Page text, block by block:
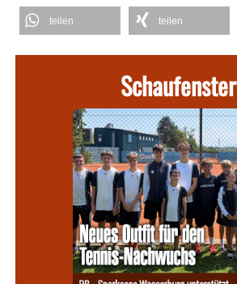
teilen teilen
Schaufenster